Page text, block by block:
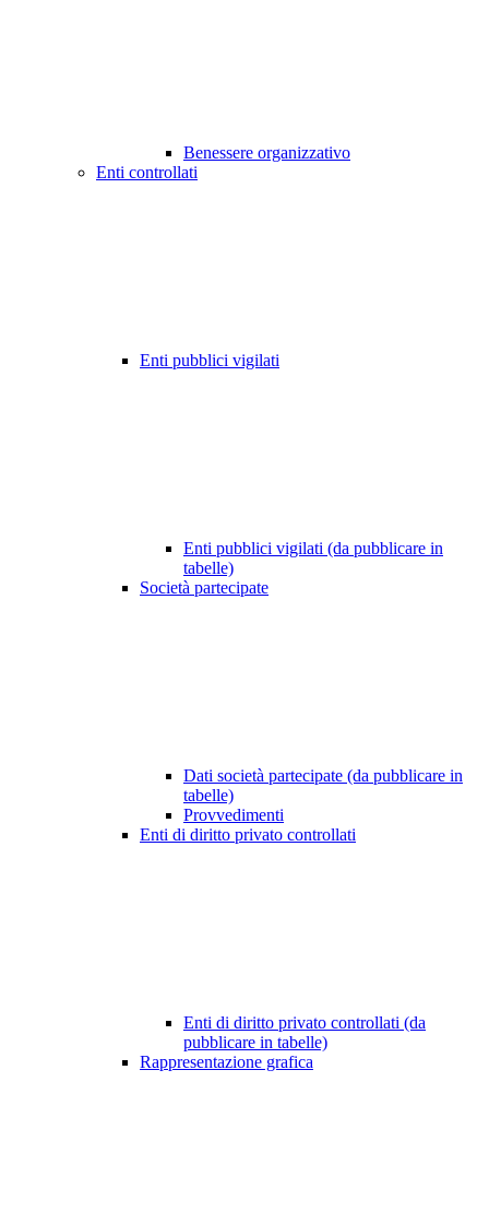
Benessere organizzativo
Enti controllati
Enti pubblici vigilati
Enti pubblici vigilati (da pubblicare in
tabelle)
Società partecipate
Dati società partecipate (da pubblicare in
tabelle)
Provvedimenti
Enti di diritto privato controllati
Enti di diritto privato controllati (da
pubblicare in tabelle)
Rappresentazione grafica